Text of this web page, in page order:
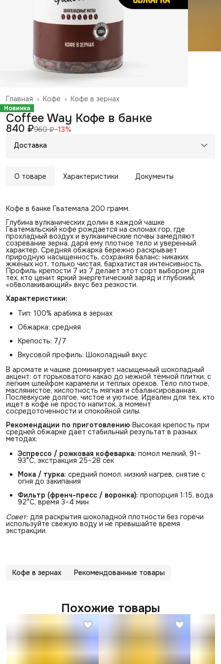
Кофе в зернах
Кофе ›
Главная ›
Новинка
Coffee Way Кофе в банке
840 ₽960 ₽−13%
Доставка
О товаре Характеристики Документы
Кофе в банке Гватемала 200 грамм.
Глубина вулканических долин в каждой чашке
Гватемальский кофе рождается на склонах гор, где
прохладный воздух и вулканические почвы замедляют
созревание зерна, даря ему плотное тело и уверенный
характер. Средняя обжарка бережно раскрывает
природную насыщенность, сохраняя баланс: никаких
жжёных нот, только чистая, бархатистая интенсивность.
Профиль крепости 7 из 7 делает этот сорт выбором для
тех, кто ценит яркий энергетический заряд и глубокий,
«обволакивающий» вкус без резкости.
Характеристики:
Тип: 100% арабика в зернах
Обжарка: средняя
Крепость: 7/7
Вкусовой профиль: Шоколадный вкус
В аромате и чашке доминирует насыщенный шоколадный
акцент: от горьковатого какао до нежной тёмной плитки, с
лёгким шлейфом карамели и тёплых орехов. Тело плотное,
маслянистое, кислотность мягкая и сбалансированная.
Послевкусие долгое, чистое и уютное. Идеален для тех, кто
ищет в кофе не просто напиток, а момент
сосредоточенности и спокойной силы.
Рекомендации по приготовлению Высокая крепость при
средней обжарке даёт стабильный результат в разных
методах:
Эспрессо / рожковая кофеварка: помол мелкий, 91–
93°C, экстракция 25–28 сек
Мока / турка: средний помол, низкий нагрев, снятие с
огня до закипания
Фильтр (френч-пресс / воронка): пропорция 1:15, вода
92°C, время 3–4 мин
Совет: для раскрытия шоколадной плотности без горечи
используйте свежую воду и не превышайте время
экстракции.
Кофе в зернах Рекомендованные товары
Похожие товары